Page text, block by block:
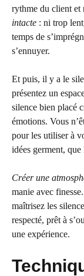
rythme du client et
intacte : ni trop
temps de
s’ennuyer.
Et puis, il y a le
présentez un
silence bien placé
émotions. Vous
pour les utiliser à
idées germent,
Créer une
manie avec
maîtrisez les
respecté, prêt à
une expérience.